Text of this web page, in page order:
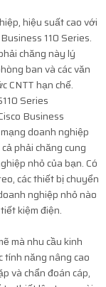
hiệu suất cao với
110 Series.
chăng này lý
ban và các văn
CNTT hạn chế.
Business
doanh nghiệp
phải chăng cung
nhỏ của bạn. Có
các thiết bị chuyển
nghiệp nhỏ nào
kiệm điện.
mà nhu cầu kinh
tính năng nâng cao
và chẩn đoán cáp,